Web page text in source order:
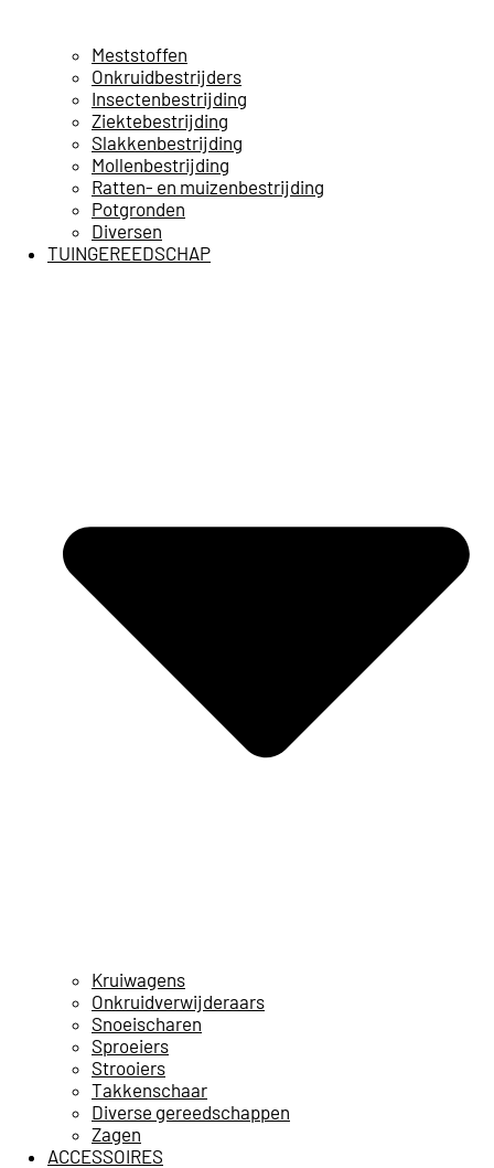
Meststoffen
Onkruidbestrijders
Insectenbestrijding
Ziektebestrijding
Slakkenbestrijding
Mollenbestrijding
Ratten- en muizenbestrijding
Potgronden
Diversen
TUINGEREEDSCHAP
Kruiwagens
Onkruidverwijderaars
Snoeischaren
Sproeiers
Strooiers
Takkenschaar
Diverse gereedschappen
Zagen
ACCESSOIRES